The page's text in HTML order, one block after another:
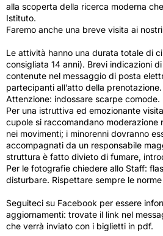
alla scoperta della ricerca moderna
Istituto.
Faremo anche una breve visita ai
Le attività hanno una durata totale di
consigliata 14 anni). Brevi indicazioni
contenute nel messaggio di posta
partecipanti all’atto della prenotazione.
Attenzione: indossare scarpe comode.
Per una istruttiva ed emozionante
cupole si raccomandano moderazione
nei movimenti; i minorenni dovranno
accompagnati da un responsabile
struttura è fatto divieto di fumare,
Per le fotografie chiedere allo Staff:
disturbare. Rispettare sempre le
Seguiteci su Facebook per essere
aggiornamenti: trovate il link nel
che verrà inviato con i biglietti in pdf.